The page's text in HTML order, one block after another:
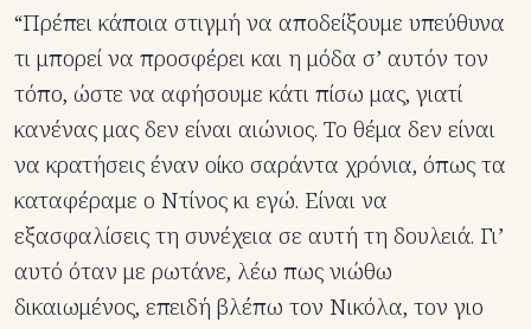
“Πρέπει κάποια στιγμή να αποδείξουμε υπεύθυνα
τι μπορεί να προσφέρει και η μόδα σ’ αυτόν τον
τόπο, ώστε να αφήσουμε κάτι πίσω μας, γιατί
κανένας μας δεν είναι αιώνιος. Το θέμα δεν είναι
να κρατήσεις έναν οίκο σαράντα χρόνια, όπως τα
καταφέραμε ο Ντίνος κι εγώ. Είναι να
εξασφαλίσεις τη συνέχεια σε αυτή τη δουλειά. Γι’
αυτό όταν με ρωτάνε, λέω πως νιώθω
δικαιωμένος, επειδή βλέπω τον Νικόλα, τον γιο